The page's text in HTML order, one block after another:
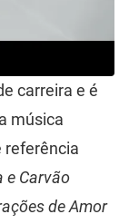
carreira e é
música
referência
e Carvão
de Amor